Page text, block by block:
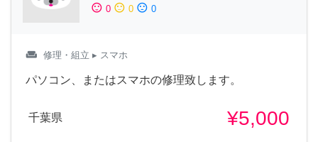
sentiment_satisfied 0 sentiment_neutral 0 sentiment_dissatisfied 0
weekend 修理・組立 ▸ スマホ
パソコン、またはスマホの修理致します。
千葉県 ¥5,000